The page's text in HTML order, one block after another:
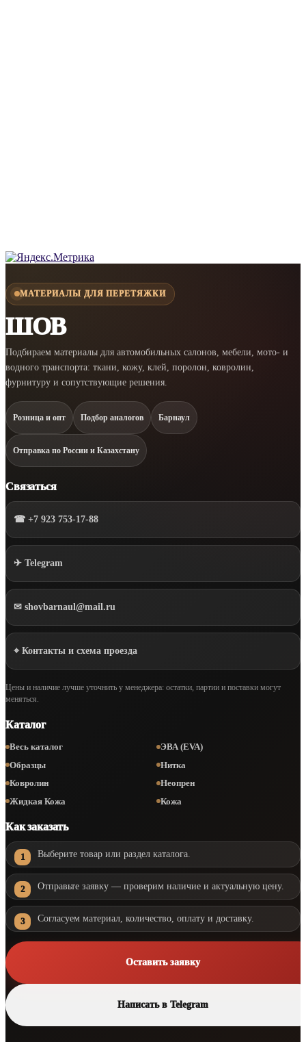
МАТЕРИАЛЫ ДЛЯ ПЕРЕТЯЖКИ
ШОВ
Подбираем материалы для автомобильных салонов, мебели, мото- и
водного транспорта: ткани, кожу, клей, поролон, ковролин,
фурнитуру и сопутствующие решения.
Розница и опт Подбор аналогов Барнаул
Отправка по России и Казахстану
Связаться
☎ +7 923 753-17-88
✈ Telegram
✉ shovbarnaul@mail.ru
⌖ Контакты и схема проезда
Цены и наличие лучше уточнить у менеджера: остатки, партии и поставки могут
меняться.
Каталог
Весь каталог
ЭВА (EVA)
Образцы
Нитка
Ковролин
Неопрен
Жидкая Кожа
Кожа
Как заказать
Выберите товар или раздел каталога.
Отправьте заявку — проверим наличие и актуальную цену.
Согласуем материал, количество, оплату и доставку.
Оставить заявку
Написать в Telegram